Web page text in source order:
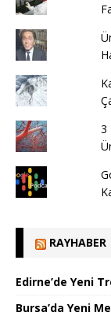
3
RAYHABER
Edirne’de Yeni
Bursa’da Yeni